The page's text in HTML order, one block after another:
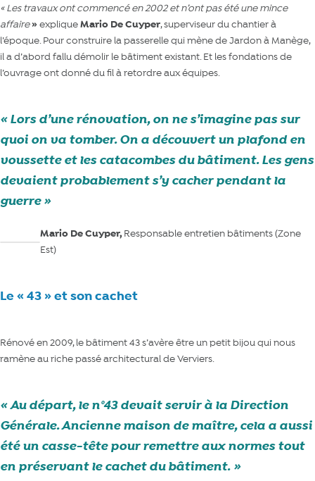
« Les travaux ont commencé en 2002 et n’ont pas été une mince
affaire»expliqueMario De Cuyper, superviseur du chantier à
l’époque. Pour construire la passerelle qui mène de Jardon à Manège,
il a d’abord fallu démolir le bâtiment existant. Et les fondations de
l’ouvrage ont donné du fil à retordre aux équipes.
Lors d’une rénovation, on ne s’imagine pas sur
quoi on va tomber. On a découvert un plafond en
voussette et les catacombes du bâtiment. Les gens
devaient probablement s’y cacher pendant la
guerre
Mario De Cuyper,Responsable entretien bâtiments (Zone
Est)
Le « 43 » et son cachet
Rénové en 2009, le bâtiment 43 s’avère être un petit bijou qui nous
ramène au riche passé architectural de Verviers.
Au départ, le n°43 devait servir à la Direction
Générale. Ancienne maison de maître, cela a aussi
été un casse-tête pour remettre aux normes tout
en préservant le cachet du bâtiment.